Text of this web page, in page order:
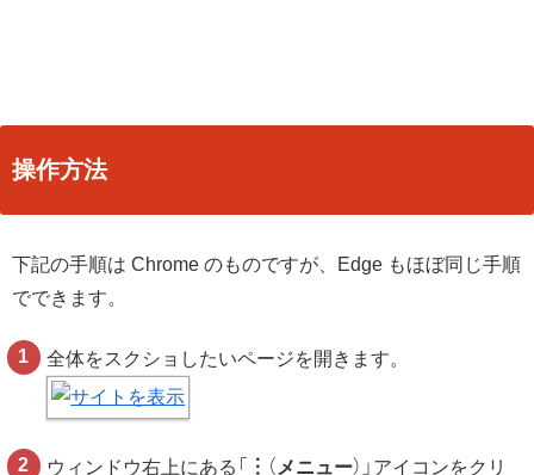
操作方法
下記の手順は Chrome のものですが、Edge もほぼ同じ手順
でできます。
全体をスクショしたいページを開きます。
ウィンドウ右上にある「 ︙ （ メニュー）」アイコンをクリ